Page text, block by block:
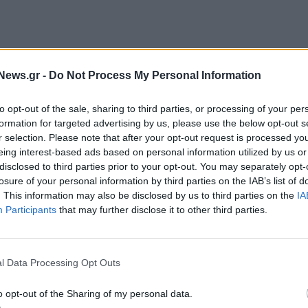
- Do Not Process My Personal Information
opt-out of the sale, sharing to third parties, or processing of your
for targeted advertising by us, please use the below opt-out
selection. Please note that after your opt-out request is processed
interest-based ads based on personal information utilized by us
to third parties prior to your opt-out. You may separately
of your personal information by third parties on the IAB’s list of
This information may also be disclosed by us to third parties on the
Participants that may further disclose it to other third parties.
Data Processing Opt Outs
opt-out of the Sharing of my personal data.
κ. Γερουλάνο την ανάγκη που υπάρχει για
και κλιματική δικαιοσύνη.
της Νέας Δημοκρατίας. Κάθε ώρα που
στον λαϊκισμό, στη μισαλλοδοξία και στην
«Γι' αυτόν ακριβώς τον λόγο νομίζω ότι το
εποχή. Και αυτό, πιστεύω ότι θα αποτυπωθεί
ΣΥΝΑΝΤΗΣΗ